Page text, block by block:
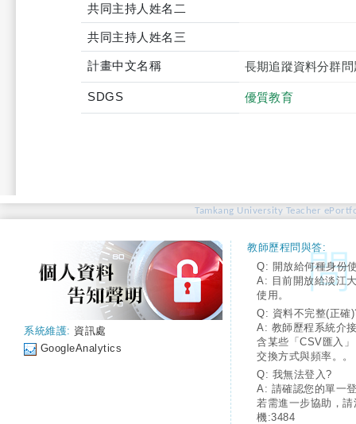
共同主持人姓名二
共同主持人姓名三
計畫中文名稱 長期追蹤資料分群
SDGS 優質教育
Tamkang University Teacher
系統維護: 資訊處
GoogleAnalytics
教師歷程問與答:
Q: 開放給何種身份
A: 目前開放給淡江
使用。
Q: 資料不完整(正確
A: 教師歷程系統介
含某些「CSV匯入
交換方式與頻率。。
Q: 我無法登入?
A: 請確認您的單一
若需進一步協助，
機:3484